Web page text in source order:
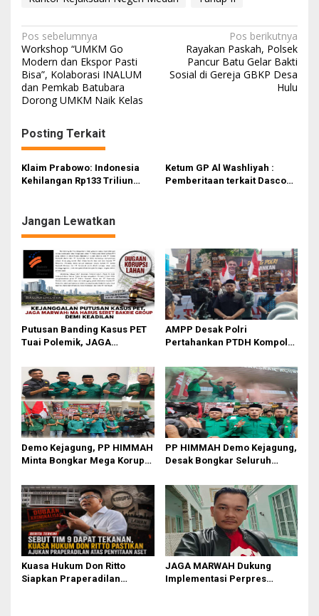
N
a
v
i
a
s
i
o
s
Pos sebelumnya
Workshop “UMKM Go
Modern dan Ekspor Pasti
Bisa”, Kolaborasi INALUM
dan Pemkab Batubara
Dorong UMKM Naik Kelas
Pos berikutnya
Rayakan Paskah, Polsek
Pancur Batu Gelar Bakti
Sosial di Gereja GBKP Desa
Hulu
Posting Terkait
Klaim Prabowo: Indonesia
Kehilangan Rp133 Triliun
Ketum GP Al Washliyah :
Pemberitaan terkait Dasco
Jangan Lewatkan
Putusan Banding Kasus PET
Tuai Polemik, JAGA
Peran Bakrie Group
AMPP Desak Polri
Pertahankan PTDH Kompol
Demo Kejagung, PP HIMMAH
Minta Bongkar Mega Korupsi
Triliun
PP HIMMAH Demo Kejagung,
Desak Bongkar Seluruh
Menyeret Febrie Adriansyah
Kuasa Hukum Don Ritto
Siapkan Praperadilan
JAGA MARWAH Dukung
Implementasi Perpres